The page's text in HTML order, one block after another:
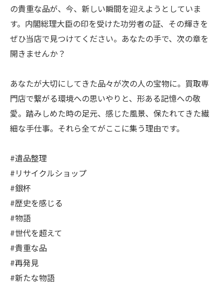
の貴重な品が、今、新しい瞬間を迎えようとしていま
す。内閣総理大臣の印を受けた功労者の証、その輝きを
ぜひ当店で見つけてください。あなたの手で、次の章を
開きませんか？
あなたが大切にしてきた品々が次の人の宝物に。買取専
門店で繋がる環境への思いやりと、形ある記憶への敬
愛。踏みしめた時の足元、感じた風景、保たれてきた繊
細な手仕事。それら全てがここに集う理由です。
#遺品整理
#リサイクルショップ
#銀杯
#歴史を感じる
#物語
#世代を超えて
#貴重な品
#再発見
#新たな物語